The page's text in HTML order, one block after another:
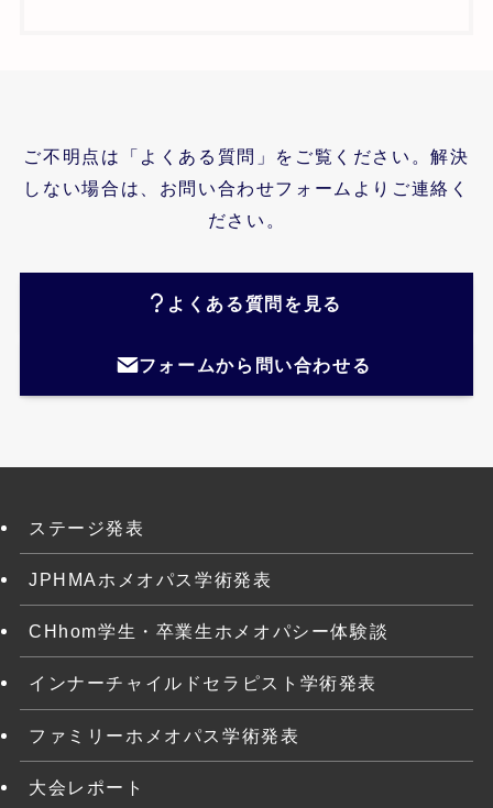
ご不明点は「よくある質問」をご覧ください。解決
しない場合は、お問い合わせフォームよりご連絡く
ださい。
よくある質問を見る
フォームから問い合わせる
ステージ発表
JPHMAホメオパス学術発表
CHhom学生・卒業生ホメオパシー体験談
インナーチャイルドセラピスト学術発表
ファミリーホメオパス学術発表
大会レポート